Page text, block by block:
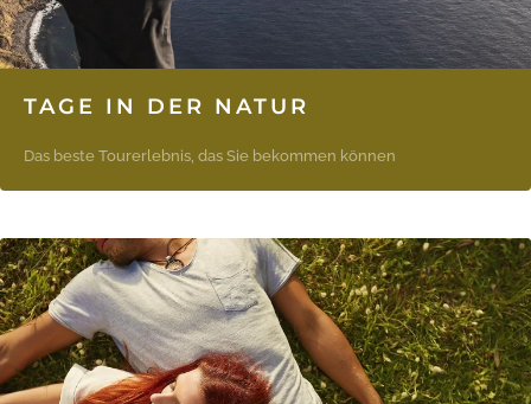
TAGE IN DER NATUR
Das beste Tourerlebnis, das Sie bekommen können